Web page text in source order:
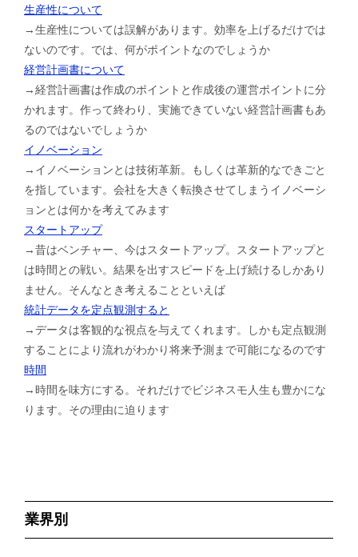
生産性について
→生産性については誤解があります。効率を上げるだけでは
ないのです。では、何がポイントなのでしょうか
経営計画書について
→経営計画書は作成のポイントと作成後の運営ポイントに分
かれます。作って終わり、実施できていない経営計画書もあ
るのではないでしょうか
イノベーション
→イノベーションとは技術革新。もしくは革新的なできごと
を指しています。会社を大きく転換させてしまうイノベーシ
ョンとは何かを考えてみます
スタートアップ
→昔はベンチャー、今はスタートアップ。スタートアップと
は時間との戦い。結果を出すスピードを上げ続けるしかあり
ません。そんなとき考えることといえば
統計データを定点観測すると
→データは客観的な視点を与えてくれます。しかも定点観測
することにより流れがわかり将来予測まで可能になるのです
時間
→時間を味方にする。それだけでビジネスモ人生も豊かにな
ります。その理由に迫ります
業界別